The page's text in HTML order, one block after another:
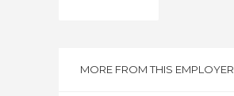
MORE FROM THIS EMPLOYER